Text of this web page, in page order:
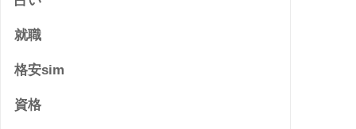
就職
格安sim
資格